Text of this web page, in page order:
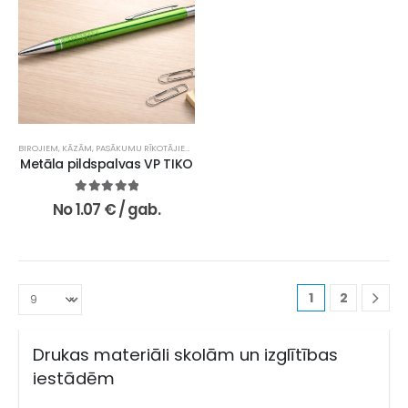
BIROJIEM, KĀZĀM, PASĀKUMU RĪKOTĀJIEM UN KONFERENCĒM
Metāla pildspalvas VP TIKO
5.00no 5
No1.07 €/ gab.
1 2
Drukas materiāli skolām un izglītības
iestādēm